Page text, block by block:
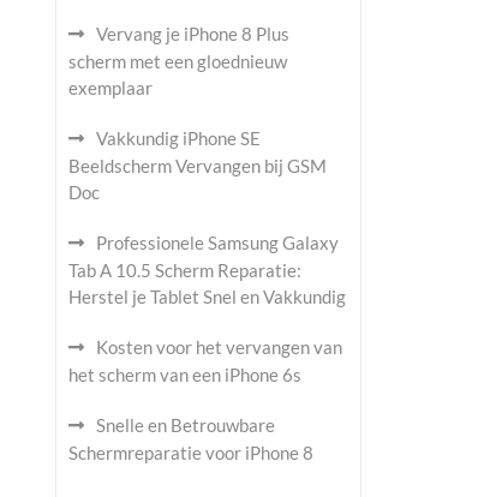
Vervang je iPhone 8 Plus
scherm met een gloednieuw
exemplaar
Vakkundig iPhone SE
Beeldscherm Vervangen bij GSM
Doc
Professionele Samsung Galaxy
Tab A 10.5 Scherm Reparatie:
Herstel je Tablet Snel en Vakkundig
Kosten voor het vervangen van
het scherm van een iPhone 6s
Snelle en Betrouwbare
Schermreparatie voor iPhone 8